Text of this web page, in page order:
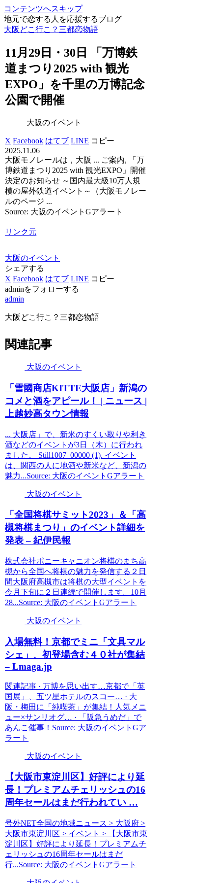
コンテンツへスキップ
地元で恋する人を応援するブログ
大阪どこ行こ？三都恋物語
11月29日・30日 「万博鉄
道まつり2025 with 観光
EXPO」を千里の万博記念
公園で開催
大阪のイベント
X Facebook はてブ LINE コピー
2025.11.06
大阪モノレールは，大阪 ... ご案内, 「万
博鉄道まつり2025 with 観光EXPO」開催
決定のお知らせ ～国内最大級10万人規
模の屋外鉄道イベント～（大阪モノレー
ルのページ ...
Source: 大阪のイベントGアラート
リンク元
大阪のイベント
シェアする
X Facebook はてブ LINE コピー
adminをフォローする
admin
大阪どこ行こ？三都恋物語
関連記事
大阪のイベント
「雪國商店KITTE大阪店」新潟の
コメと酒をアピール！ | ニュース |
上越妙高タウン情報
... 大阪店」で、新米のすくい取りや利き
酒などのイベントが3日（木）に行われ
ました。 Still1007_00000 (1). イベント
は、関西の人に地酒や新米など、新潟の
魅力...Source: 大阪のイベントGアラート
大阪のイベント
「全国将棋サミット2023」＆「高
槻将棋まつり」のイベント詳細を
発表 – 紀伊民報
株式会社ポニーキャニオン将棋のまち高
槻から全国へ将棋の魅力を発信する２日
間大阪府高槻市は将棋の大型イベントを
今月下旬に２日連続で開催します。10月
28...Source: 大阪のイベントGアラート
大阪のイベント
入場無料！京都でミニ「文具マル
シェ」、初登場含む４０社が集結
– Lmaga.jp
関連記事 · 万博を思い出す…京都で「英
国展」、五ツ星ホテルのスコー… · 大
阪・梅田に「純喫茶」が集結！人気メニ
ュー×サンリオグ… · 「阪急うめだ」で
あんこ催事！Source: 大阪のイベントGア
ラート
大阪のイベント
【大阪市東淀川区】好評により延
長！プレミアムチェリッシュの16
周年セールはまだ行われてい …
号外NET全国の地域ニュース > 大阪府 >
大阪市東淀川区 > イベント > 【大阪市東
淀川区】好評により延長！プレミアムチ
ェリッシュの16周年セールはまだ
行...Source: 大阪のイベントGアラート